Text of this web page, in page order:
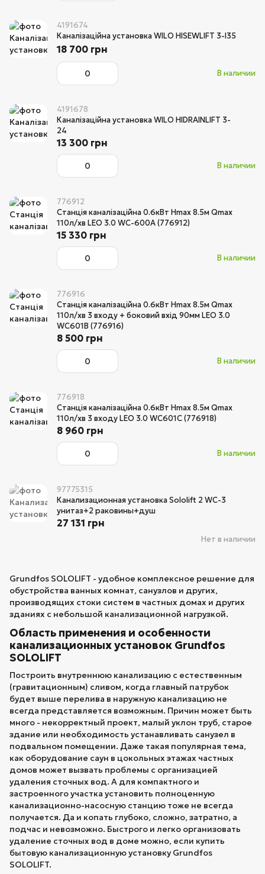
4191674
Каналізаційна установка WILO HISEWLIFT 3-I35
В наличии
18 700 грн
4191678
Каналізаційна установка WILO HIDRAINLIFT 3-
24
В наличии
13 300 грн
776912
Станція каналізаційна 0.6кВт Hmax 8.5м Qmax
110л/хв LEO 3.0 WC-600A (776912)
В наличии
15 330 грн
776916
Станція каналізаційна 0.6кВт Hmax 8.5м Qmax
110л/хв 3 входу + боковий вхід 90мм LEO 3.0
WC601В (776916)
В наличии
8 500 грн
776918
Станція каналізаційна 0.6кВт Hmax 8.5м Qmax
110л/хв 3 входу LEO 3.0 WC601С (776918)
В наличии
8 960 грн
97775315
Канализационная установка Sololift 2 WC-3
унитаз+2 раковины+душ
Нет в наличии
27 131 грн
Grundfos SOLOLIFT - удобное комплексное решение для
обустройства ванных комнат, санузлов и других,
производящих стоки систем в частных домах и других
зданиях с небольшой канализационной нагрузкой.
Область применения и особенности
канализационных установок Grundfos
SOLOLIFT
Построить внутреннюю канализацию с естественным
(гравитационным) сливом, когда главный патрубок
будет выше перелива в наружную канализацию не
всегда представляется возможным. Причин может быть
много - некорректный проект, малый уклон труб, старое
здание или необходимость устанавливать санузел в
подвальном помещении. Даже такая популярная тема,
как оборудование саун в цокольных этажах частных
домов может вызвать проблемы с организацией
удаления сточных вод. А для компактного и
застроенного участка установить полноценную
канализационно-насосную станцию тоже не всегда
получается. Да и копать глубоко, сложно, затратно, а
подчас и невозможно. Быстрого и легко организовать
удаление сточных вод в доме можно, если купить
бытовую канализационную установку Grundfos
SOLOLIFT.